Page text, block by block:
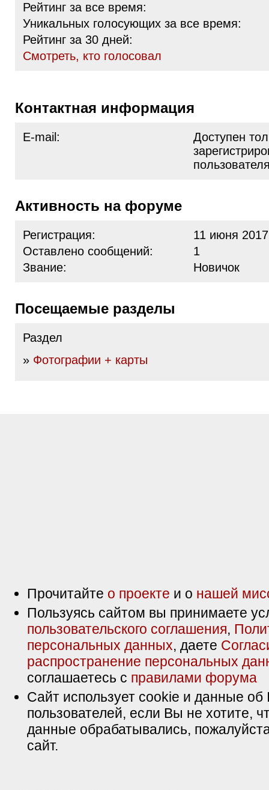
Рейтинг за все время:
Уникальных голосующих за все время:
Рейтинг за 30 дней:
Cмотреть, кто голосовал
Контактная информация
E-mail:
Доступен
Активность на форуме
Регистрация:
11 июня
Оставлено сообщений:
1
Звание:
Новичок
Посещаемые разделы
Раздел
» Фотографии + карты
Прочитайте о проекте и о нашей
Пользуясь сайтом вы принимаете
пользовательского соглашения,
персональных данных, даете
распространение персональных
соглашаетесь с правилами форума
Сайт использует cookie и данные об
пользователей, если Вы не хотите,
данные обрабатывались,
сайт.